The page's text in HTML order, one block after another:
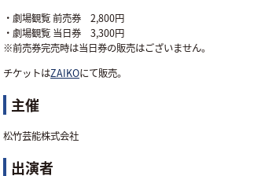
・劇場観覧 前売券 2,800円
・劇場観覧 当日券 3,300円
※前売券完売時は当日券の販売はございません。
チケットはZAIKOにて販売。
主催
松竹芸能株式会社
出演者